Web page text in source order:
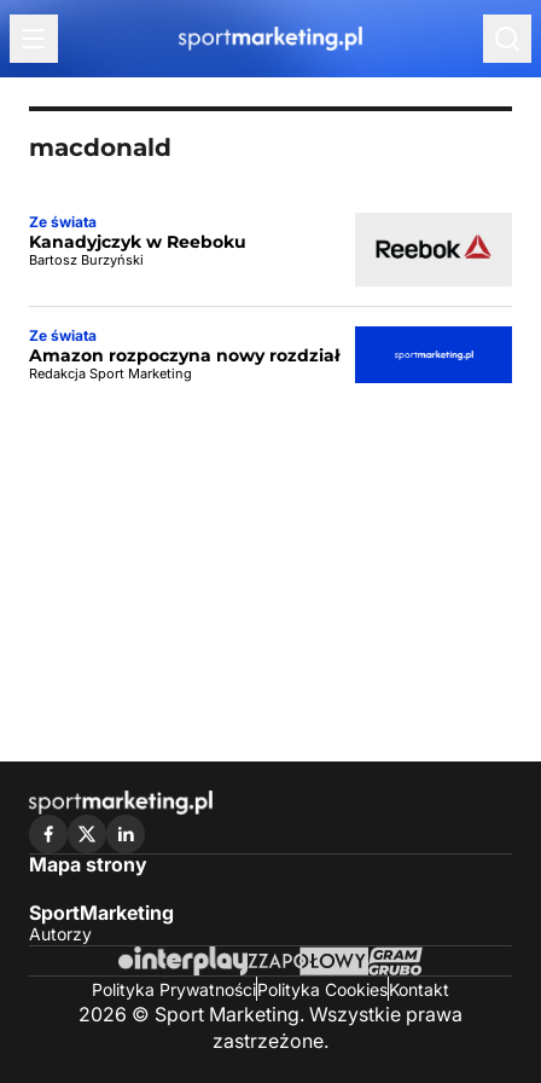
Przejdź do treści
macdonald
Ze świata
Kanadyjczyk w Reeboku
Bartosz Burzyński
Ze świata
Amazon rozpoczyna nowy rozdział
Redakcja Sport Marketing
Mapa strony
SportMarketing
Autorzy
Polityka PrywatnościPolityka CookiesKontakt
2026 © Sport Marketing. Wszystkie prawa
zastrzeżone.